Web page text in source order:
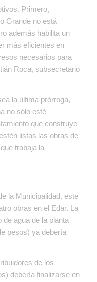
Primero,
Grande no está
además habilita un
más eficientes en
necesarios para
Roca, subsecretario
la última prórroga,
no sólo esté
que construye
listas las obras de
trabaja la
la Municipalidad, este
obras en el Edar. La
de agua de la planta
pesos) ya debería
de los
debería finalizarse en